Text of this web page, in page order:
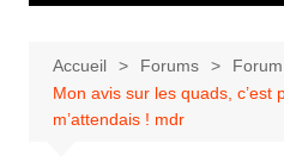
Accueil Forums
Forum
Mon avis sur les quads, c’est
m’attendais ! mdr